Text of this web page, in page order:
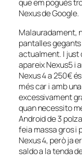
que em pogués
Nexus de Google.
Malauradament,
pantalles
actualment. I just
apareix Nexus5 i
Nexus 4 a 250€
més car i amb
excessivament
quan necessito
Android de 3
feia massa gros i
Nexus 4, però ja
saldo a la tenda